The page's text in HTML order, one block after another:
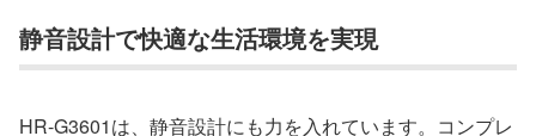
静音設計で快適な生活環境を実現
HR-G3601は、静音設計にも力を入れています。コンプレ